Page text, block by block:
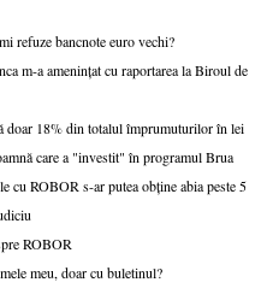
refuze bancnote euro vechi?
m-a amenințat cu raportarea la Biroul de
doar 18% din totalul împrumuturilor în lei
care a "investit" în programul Brua
cu ROBOR s-ar putea obține abia peste 5
ROBOR
meu, doar cu buletinul?